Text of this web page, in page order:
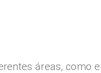
áreas, como